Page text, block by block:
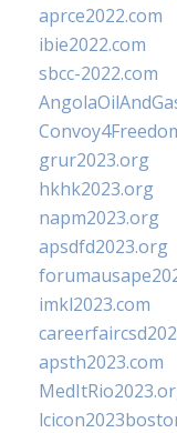
aprce2022.com
ibie2022.com
sbcc-2022.com
grur2023.org
hkhk2023.org
napm2023.org
apsdfd2023.org
imkl2023.com
apsth2023.com